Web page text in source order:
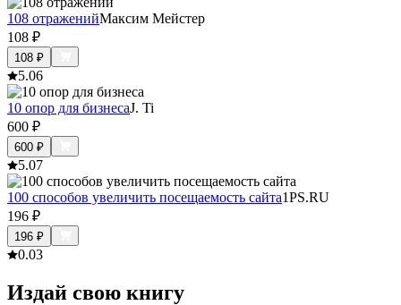
108 отраженийМаксим Мейстер
108 ₽
108 ₽
5.06
10 опор для бизнесаJ. Ti
600 ₽
600 ₽
5.07
100 способов увеличить посещаемость сайта1PS.RU
196 ₽
196 ₽
0.03
Издай свою книгу